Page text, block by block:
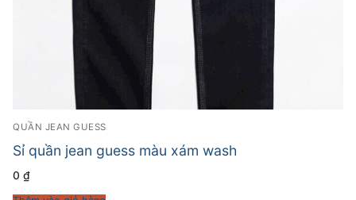
QUẦN JEAN GUESS
Sỉ quần jean guess màu xám wash
0 ₫